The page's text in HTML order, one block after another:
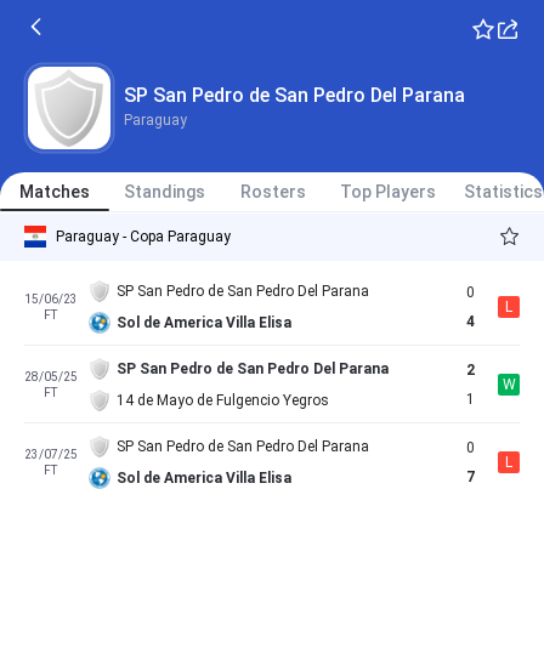
SP San Pedro de San Pedro Del Parana
Paraguay
Matches Standings Rosters Top Players Statistics
Paraguay - Copa Paraguay
15/06/23
FT
SP San Pedro de San Pedro Del Parana
Sol de America Villa Elisa
0
4
L
28/05/25
FT
SP San Pedro de San Pedro Del Parana
14 de Mayo de Fulgencio Yegros
2
1
W
23/07/25
FT
SP San Pedro de San Pedro Del Parana
Sol de America Villa Elisa
0
7
L